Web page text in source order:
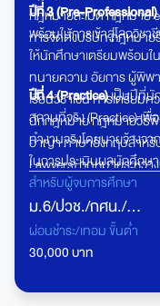
กฎหมายละเมิด กฎหมาย
การจัดตั้งบริษัท กฎหมา
ปีที่ 3 (Pre-Professional)
พร้อมในการเข้าสู่โลกวิช
ให้นักศึกษาเตรียมพร้อม
ทนายความ อัยการ ผู้พิพ
เรียนวิชาเช่น การเตรียม
นักกฎหมาย กฎหมายวิธีพิ
อาญา ภาษาอังกฤษสำห
Lawyers) กฎหมายระหว่
ระหว่างประเทศ กฎหมาย
และนักศึกษาสามารถเลือกวิ
Subject) ที่นักศึกษาสนใจไ
กฎหมายเกี่ยวกับการเงิน
ปีที่ 4 (Practice)เป็นปีที่นั
สถานที่จริง (Practice) เ
ทำงานจริงโดยนายจ้างจ
ในการประเมินผลนักศึกษ
ทำงานแบบนี้จะเป็นมูลค่าเ
นักศึกษาในการไปทำงาน
สำหรับผู้จบการศึกษา
ม.6/ปวช./กศน./
ปวส.
ผ่อนชำระ/เทอม ขั้นต่ำ
30,000 บาท